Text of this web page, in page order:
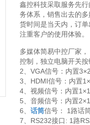
鑫控科技采取服务先
务体系，销售出去的
货时间是当天内，订
注重客户的使用体验。
多媒体简易中控厂家
控制，独立电脑开关按
2、VGA信号：内置
3、HDMI信号：内置
4、视频信号：内置
5、音频信号：内置
6、 话筒信号： 1路话
7、RS232接口: 1路